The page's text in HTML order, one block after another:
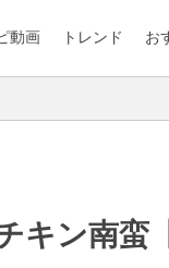
動画 トレンド お
キン南蛮